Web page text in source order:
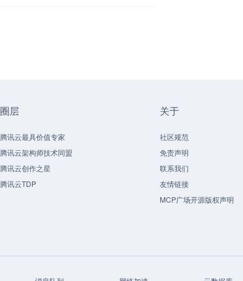
圈层
腾讯云最具价值专家
腾讯云架构师技术同盟
腾讯云创作之星
腾讯云TDP
关于
社区规范
免责声明
联系我们
友情链接
MCP广场开源版权声明